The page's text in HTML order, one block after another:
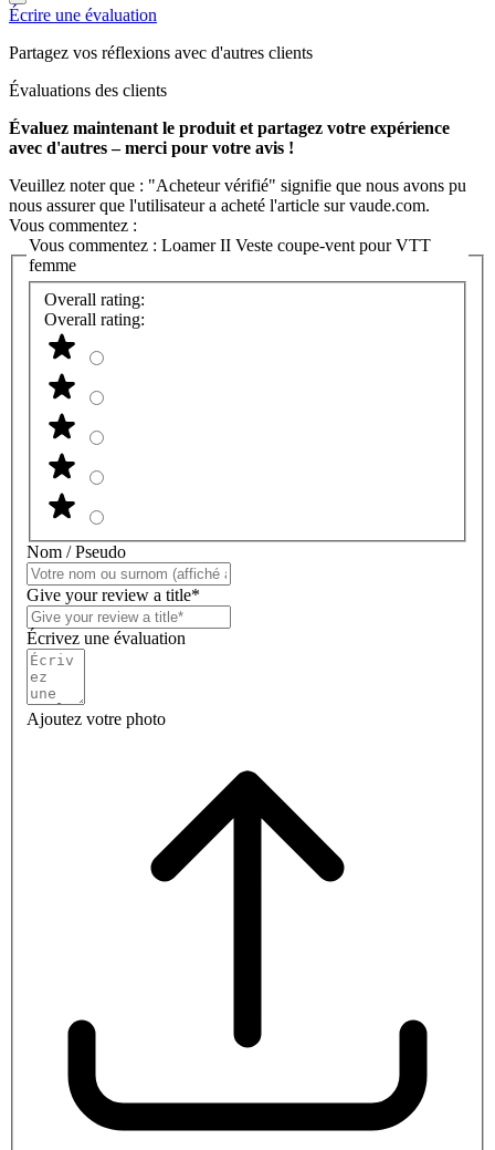
Écrire une évaluation
Partagez vos réflexions avec d'autres clients
Évaluations des clients
Évaluez maintenant le produit et partagez votre expérience
avec d'autres – merci pour votre avis !
Veuillez noter que : "Acheteur vérifié" signifie que nous avons pu
nous assurer que l'utilisateur a acheté l'article sur vaude.com.
Vous commentez :
Vous commentez : Loamer II Veste coupe-vent pour VTT
femme
Overall rating:
Overall rating:
Nom / Pseudo
Give your review a title*
Écrivez une évaluation
Ajoutez votre photo